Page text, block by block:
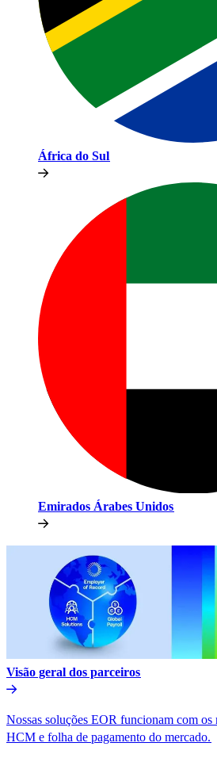
África do Sul​​
Emirados Árabes Unidos​​
Visão geral dos parceiros​​
Nossas soluções EOR funcionam com os
HCM e folha de pagamento do mercado.​​